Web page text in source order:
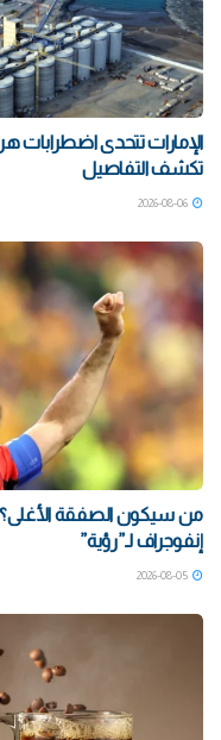
الإمارات تتحدى اضطرابات
تكشف التفاصيل
إنفوجراف لـ”رؤية”